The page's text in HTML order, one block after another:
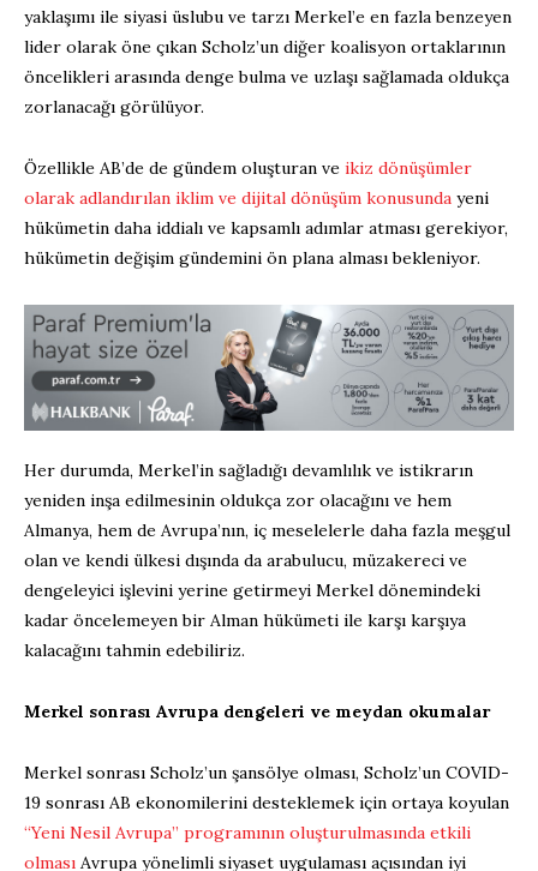
yaklaşımı ile siyasi üslubu ve tarzı Merkel’e en fazla benzeyen
lider olarak öne çıkan Scholz’un diğer koalisyon ortaklarının
öncelikleri arasında denge bulma ve uzlaşı sağlamada oldukça
zorlanacağı görülüyor.
Özellikle AB’de de gündem oluşturan ve ikiz dönüşümler
olarak adlandırılan iklim ve dijital dönüşüm konusunda yeni
hükümetin daha iddialı ve kapsamlı adımlar atması gerekiyor,
hükümetin değişim gündemini ön plana alması bekleniyor.
Her durumda, Merkel’in sağladığı devamlılık ve istikrarın
yeniden inşa edilmesinin oldukça zor olacağını ve hem
Almanya, hem de Avrupa’nın, iç meselelerle daha fazla meşgul
olan ve kendi ülkesi dışında da arabulucu, müzakereci ve
dengeleyici işlevini yerine getirmeyi Merkel dönemindeki
kadar öncelemeyen bir Alman hükümeti ile karşı karşıya
kalacağını tahmin edebiliriz.
Merkel sonrası Avrupa dengeleri ve meydan okumalar
Merkel sonrası Scholz’un şansölye olması, Scholz’un COVID-
19 sonrası AB ekonomilerini desteklemek için ortaya koyulan
“Yeni Nesil Avrupa” programının oluşturulmasında etkili
olması Avrupa yönelimli siyaset uygulaması açısından iyi